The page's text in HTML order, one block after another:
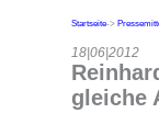
Startseite->
18|06|2012
gleiche